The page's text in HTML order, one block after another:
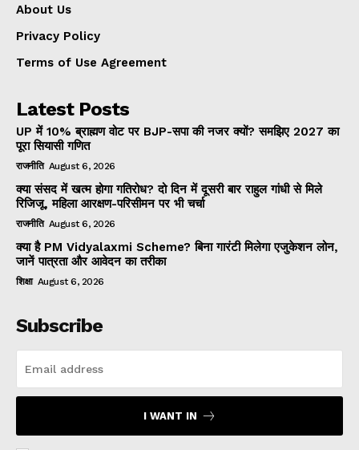
About Us
Privacy Policy
Terms of Use Agreement
Latest Posts
UP में 10% ब्राह्मण वोट पर BJP-सपा की नजर क्यों? समझिए 2027 का
पूरा सियासी गणित
राजनीति August 6, 2026
क्या संसद में खत्म होगा गतिरोध? दो दिन में दूसरी बार राहुल गांधी से मिले
रिजिजू, महिला आरक्षण-परिसीमन पर भी चर्चा
राजनीति August 6, 2026
क्या है PM Vidyalaxmi Scheme? बिना गारंटी मिलेगा एजुकेशन लोन,
जानें पात्रता और आवेदन का तरीका
शिक्षा August 6, 2026
Subscribe
I WANT IN